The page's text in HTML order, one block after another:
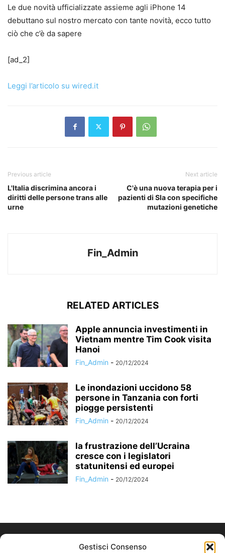
Gestisci Consenso
Le due novità ufficializzate assieme agli iPhone 14
debuttano sul nostro mercato con tante novità, ecco tutto
ciò che c’è da sapere
[ad_2]
Leggi l’articolo su wired.it
Previous article
L'Italia discrimina ancora i
diritti delle persone trans alle
urne
Next article
C'è una nuova terapia per i
pazienti di Sla con specifiche
mutazioni genetiche
Fin_Admin
RELATED ARTICLES
Apple annuncia investimenti in
Vietnam mentre Tim Cook visita
Hanoi
Fin_Admin - 20/12/2024
Le inondazioni uccidono 58
persone in Tanzania con forti
piogge persistenti
Fin_Admin - 20/12/2024
la frustrazione dell’Ucraina
cresce con i legislatori
statunitensi ed europei
Fin_Admin - 20/12/2024